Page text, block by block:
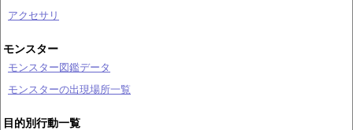
アクセサリ
モンスター
モンスター図鑑データ
モンスターの出現場所一覧
目的別行動一覧